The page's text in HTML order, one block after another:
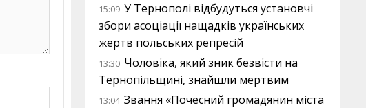
15:09 У Тернополі відбудуться установчі
збори асоціації нащадків українських
жертв польських репресій
13:30 Чоловіка, який зник безвісти на
Тернопільщині, знайшли мертвим
13:04 Звання «Почесний громадянин міста